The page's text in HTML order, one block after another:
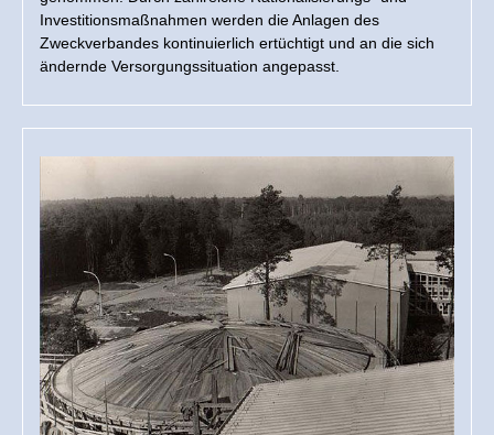
Investitionsmaßnahmen werden die Anlagen des
Zweckverbandes kontinuierlich ertüchtigt und an die sich
ändernde Versorgungssituation angepasst.